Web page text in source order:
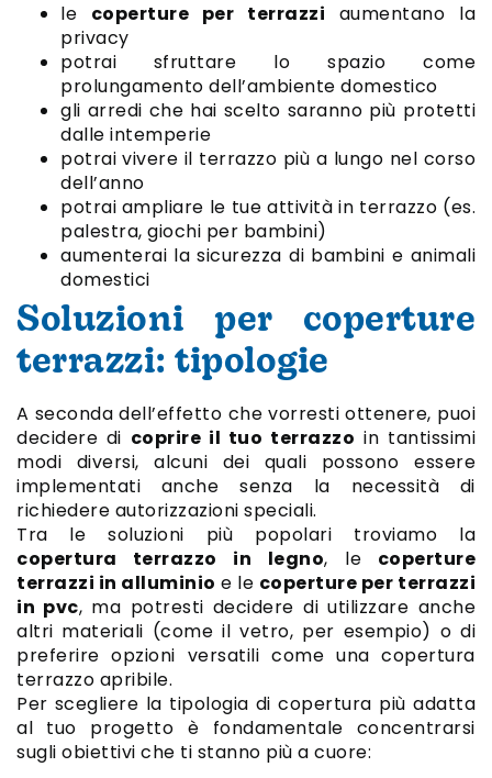
le coperture per terrazzi aumentano la
privacy
potrai sfruttare lo spazio come
prolungamento dell’ambiente domestico
gli arredi che hai scelto saranno più protetti
dalle intemperie
potrai vivere il terrazzo più a lungo nel corso
dell’anno
potrai ampliare le tue attività in terrazzo (es.
palestra, giochi per bambini)
aumenterai la sicurezza di bambini e animali
domestici
Soluzioni per coperture
terrazzi: tipologie
A seconda dell’effetto che vorresti ottenere, puoi
decidere di coprire il tuo terrazzo in tantissimi
modi diversi, alcuni dei quali possono essere
implementati anche senza la necessità di
richiedere autorizzazioni speciali.
Tra le soluzioni più popolari troviamo la
copertura terrazzo in legno, le coperture
terrazzi in alluminio e le coperture per terrazzi
in pvc, ma potresti decidere di utilizzare anche
altri materiali (come il vetro, per esempio) o di
preferire opzioni versatili come una copertura
terrazzo apribile.
Per scegliere la tipologia di copertura più adatta
al tuo progetto è fondamentale concentrarsi
sugli obiettivi che ti stanno più a cuore: